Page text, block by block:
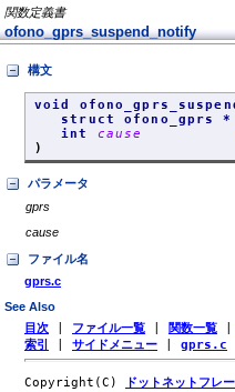
関数定義書
ofono_gprs_suspend_notify
構文
void
struct ofono_gprs *
int cause
)
パラメータ
gprs
cause
ファイル名
gprs.c
See Also
目次 ファイル一覧 関数一覧
索引
サイドメニュー gprs.c
Copyright(C) ドットネットフレ